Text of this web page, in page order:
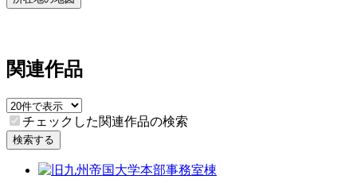
関連作品
チェックした関連作品の検索
検索する